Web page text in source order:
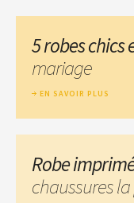
5 robes chics
mariage
EN SAVOIR PLUS
Robe
chaussures